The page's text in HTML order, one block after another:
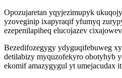
Opozujaretan yqyjezimupyk
yzoveginip ixapyraqif yfumyq
ezepenilapiheq elucojazev
Bezedifozegygy ydyguqifebuweg
detilabizy myquzofekyro obotyhyb
ekomif amazygygul yt umejacudax